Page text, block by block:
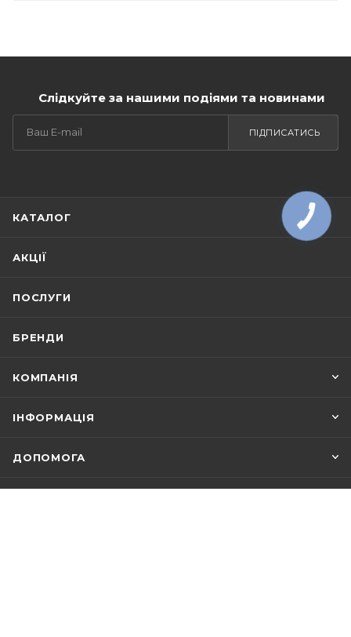
Слідкуйте за нашими подіями та новинами
ПІДПИСАТИСЬ
КАТАЛОГ
АКЦІЇ
ПОСЛУГИ
БРЕНДИ
КОМПАНІЯ
ІНФОРМАЦІЯ
ДОПОМОГА
КНОПКА
ЗВ'ЯЗКУ